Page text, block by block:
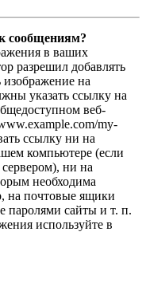
сообщениям?
в ваших
разрешил добавлять
на
указать ссылку на
веб-
my-
ссылку ни на
компьютере (если
ни на
необходима
на почтовые ящики
паролями сайты и т. п.
используйте в